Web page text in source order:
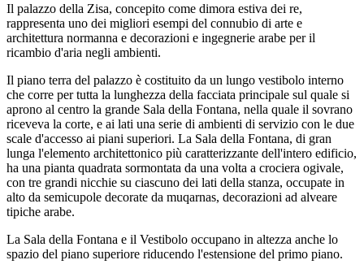
Il palazzo della Zisa, concepito come dimora estiva dei re,
rappresenta uno dei migliori esempi del connubio di arte e
architettura normanna e decorazioni e ingegnerie arabe per il
ricambio d'aria negli ambienti.
Il piano terra del palazzo è costituito da un lungo vestibolo interno
che corre per tutta la lunghezza della facciata principale sul quale si
aprono al centro la grande Sala della Fontana, nella quale il sovrano
riceveva la corte, e ai lati una serie di ambienti di servizio con le due
scale d'accesso ai piani superiori. La Sala della Fontana, di gran
lunga l'elemento architettonico più caratterizzante dell'intero edificio,
ha una pianta quadrata sormontata da una volta a crociera ogivale,
con tre grandi nicchie su ciascuno dei lati della stanza, occupate in
alto da semicupole decorate da muqarnas, decorazioni ad alveare
tipiche arabe.
La Sala della Fontana e il Vestibolo occupano in altezza anche lo
spazio del piano superiore riducendo l'estensione del primo piano.